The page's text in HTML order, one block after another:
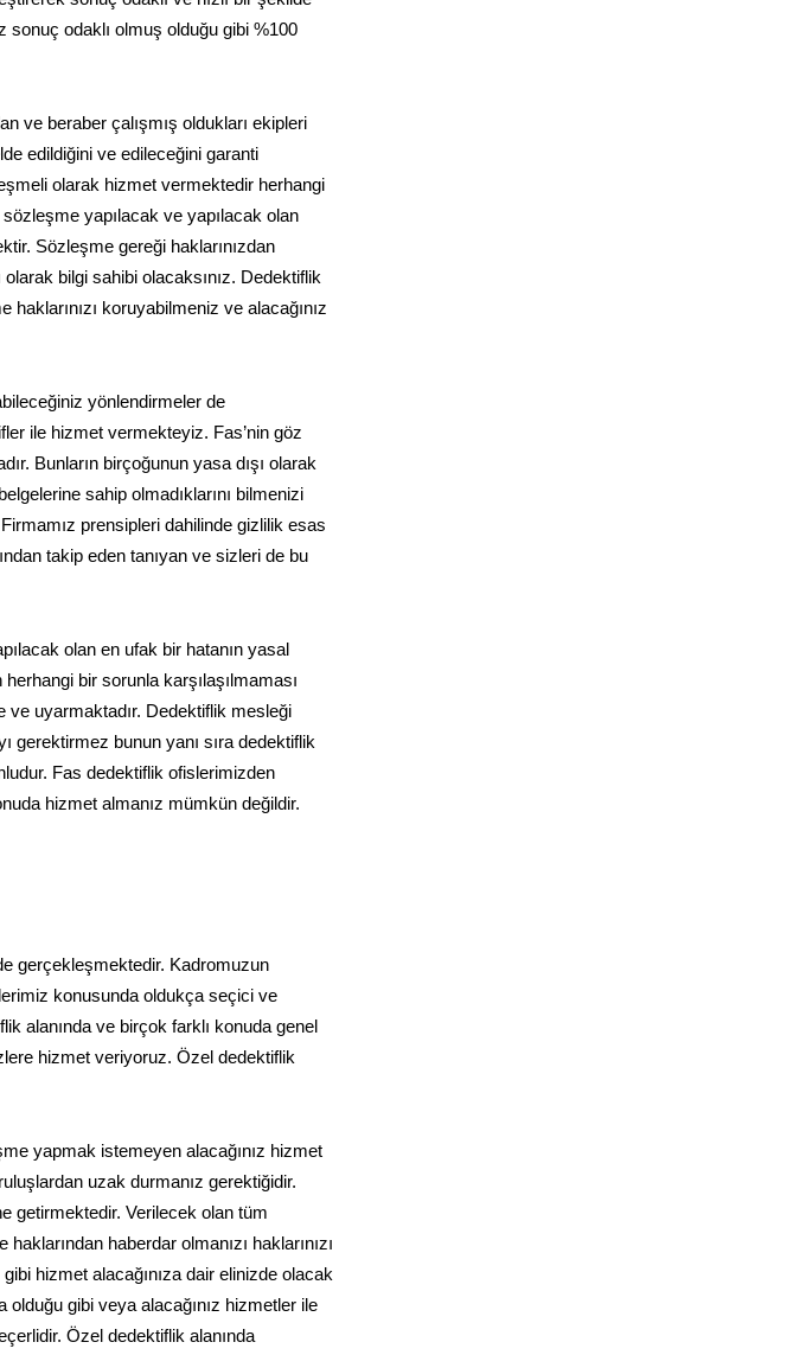
sonuç odaklı olmuş olduğu gibi %100
ve beraber çalışmış oldukları ekipleri
edildiğini ve edileceğini garanti
olarak hizmet vermektedir herhangi
yapılacak ve yapılacak olan
Sözleşme gereği haklarınızdan
bilgi sahibi olacaksınız. Dedektiflik
koruyabilmeniz ve alacağınız
yönlendirmeler de
ile hizmet vermekteyiz. Fas’nin göz
Bunların birçoğunun yasa dışı olarak
sahip olmadıklarını bilmenizi
prensipleri dahilinde gizlilik esas
takip eden tanıyan ve sizleri de bu
olan en ufak bir hatanın yasal
bir sorunla karşılaşılmaması
ve uyarmaktadır. Dedektiflik mesleği
gerektirmez bunun yanı sıra dedektiflik
Fas dedektiflik ofislerimizden
hizmet almanız mümkün değildir.
gerçekleşmektedir. Kadromuzun
konusunda oldukça seçici ve
alanında ve birçok farklı konuda genel
hizmet veriyoruz. Özel dedektiflik
yapmak istemeyen alacağınız hizmet
uzak durmanız gerektiğidir.
getirmektedir. Verilecek olan tüm
haberdar olmanızı haklarınızı
hizmet alacağınıza dair elinizde olacak
gibi veya alacağınız hizmetler ile
Özel dedektiflik alanında